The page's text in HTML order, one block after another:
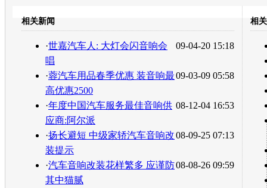
转发至：
相关新闻
09-04-20 15:18
·世嘉汽车人: 大灯会闪音响会
唱
09-03-09 05:58
·蓉汽车用品春季优惠 装音响最
高优惠2500
08-12-04 16:53
·年度中国汽车服务最佳音响供
应商:阿尔派
08-09-25 07:13
·扬长避短 中级家轿汽车音响改
装提示
08-08-26 09:59
·汽车音响改装花样繁多 应谨防
其中猫腻
相